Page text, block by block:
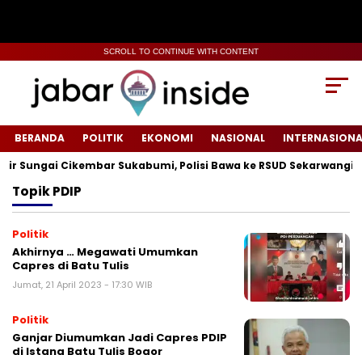
SCROLL TO CONTINUE WITH CONTENT
BERANDA POLITIK EKONOMI NASIONAL
Cikembar Sukabumi, Polisi Bawa ke RSUD Sekarwangi‎
TopikPDIP
Politik
Akhirnya … Megawati Umumkan
Capres di Batu Tulis
Jumat, 21 April 2023 - 17:30 WIB
Politik
Ganjar Diumumkan Jadi Capres PDIP
di Istana Batu Tulis Bogor